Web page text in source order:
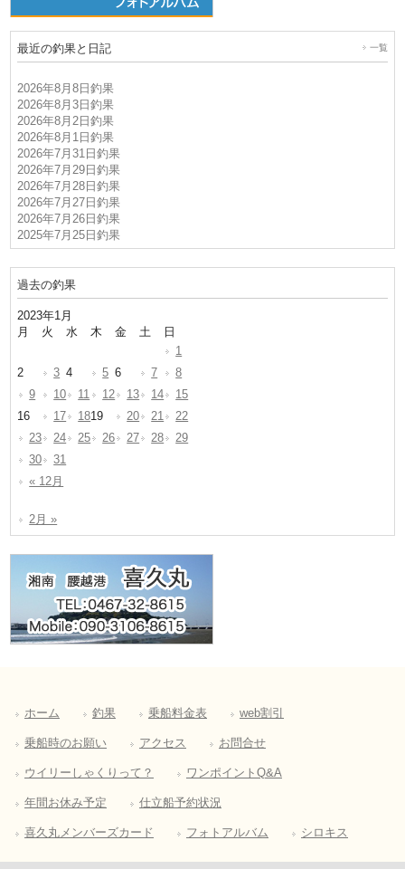
最近の釣果と日記 一覧
2026年8月8日釣果
2026年8月3日釣果
2026年8月2日釣果
2026年8月1日釣果
2026年7月31日釣果
2026年7月29日釣果
2026年7月28日釣果
2026年7月27日釣果
2026年7月26日釣果
2025年7月25日釣果
過去の釣果
2023年1月
月
火 水 木 金 土
日
1
2
3 4 5 6 7
8
9
10 11 12 13 14
15
16
17 1819 20 21
22
23
24 25 26 27 28
29
30
31
« 12月
2月 »
ホーム 釣果 乗船料金表 web割引
乗船時のお願い アクセス お問合せ
ウイリーしゃくりって？ ワンポイントQ&A
年間お休み予定 仕立船予約状況
喜久丸メンバーズカード フォトアルバム シロキス